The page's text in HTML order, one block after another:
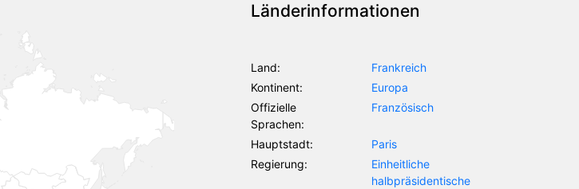
Länderinformationen
Land:
Frankreich
Kontinent:
Europa
Offizielle
Sprachen:
Französisch
Hauptstadt:
Paris
Regierung:
Einheitliche
halbpräsidentische